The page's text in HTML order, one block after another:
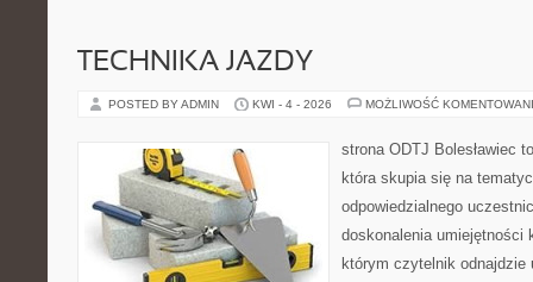
TECHNIKA JAZDY
POSTED BY ADMIN KWI - 4 - 2026 MOŻLIWOŚĆ
strona ODTJ Bolesławiec
która skupia się na
odpowiedzialnego
doskonalenia umiejętności
którym czytelnik odnajdzie